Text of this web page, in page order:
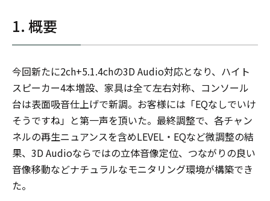
1. 概要
今回新たに2ch+5.1.4chの3D Audio対応となり、ハイト
スピーカー4本増設、家具は全て左右対称、コンソール
台は表面吸音仕上げで新調。お客様には「EQなしでいけ
そうですね」と第一声を頂いた。最終調整で、各チャン
ネルの再生ニュアンスを含めLEVEL・EQなど微調整の結
果、3D Audioならではの立体音像定位、つながりの良い
音像移動などナチュラルなモニタリング環境が構築でき
た。